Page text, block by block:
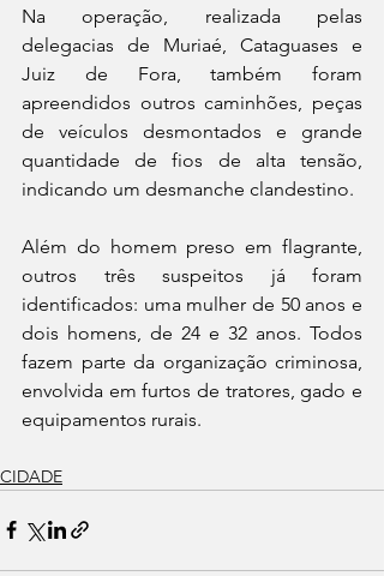
Na operação, realizada pelas
delegacias de Muriaé, Cataguases e
Juiz de Fora, também foram
apreendidos outros caminhões, peças
de veículos desmontados e grande
quantidade de fios de alta tensão,
indicando um desmanche clandestino.
Além do homem preso em flagrante,
outros três suspeitos já foram
identificados: uma mulher de 50 anos e
dois homens, de 24 e 32 anos. Todos
fazem parte da organização criminosa,
envolvida em furtos de tratores, gado e
equipamentos rurais.
CIDADE